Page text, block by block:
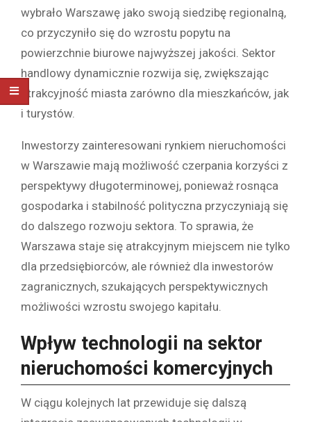
wybrało Warszawę jako swoją siedzibę regionalną,
co przyczyniło się do wzrostu popytu na
powierzchnie biurowe najwyższej jakości. Sektor
handlowy dynamicznie rozwija się, zwiększając
atrakcyjność miasta zarówno dla mieszkańców, jak
i turystów.
Inwestorzy zainteresowani rynkiem nieruchomości
w Warszawie mają możliwość czerpania korzyści z
perspektywy długoterminowej, ponieważ rosnąca
gospodarka i stabilność polityczna przyczyniają się
do dalszego rozwoju sektora. To sprawia, że
Warszawa staje się atrakcyjnym miejscem nie tylko
dla przedsiębiorców, ale również dla inwestorów
zagranicznych, szukających perspektywicznych
możliwości wzrostu swojego kapitału.
Wpływ technologii na sektor
nieruchomości komercyjnych
W ciągu kolejnych lat przewiduje się dalszą